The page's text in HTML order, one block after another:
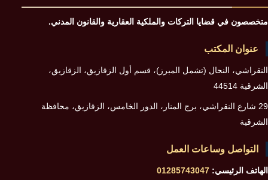
متخصصون في قضايا التركات والملكية العقارية والقانون المدني.
عنوان المكتب
النقراشي، النحال (تشمل المبرز)، قسم أول الزقازيق، الزقازيق،
الشرقية 44514
29 شارع النقراشي، برج المنار، الدور الخامس، الزقازيق، محافظة
الشرقية
التواصل وساعات العمل
الهاتف الرئيسي: 01285743047